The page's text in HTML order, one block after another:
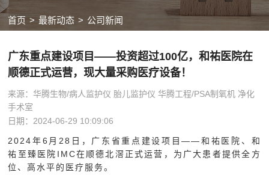
首页 > 最新动态 > 公司新闻
广东重点建设项目——投资超过100亿，和祐医院在
顺德正式运营，现大量采购医疗设备！
来源：华腾生物/病人监护仪 胎儿监护仪 华腾工程/PSA制氧机 净化
手术室
日期：2024-06-29 10:09:06
2024年6月28日，广东省重点建设项目——和祐医院、和
祐至臻医院IMC在顺德北滘正式运营，为广大患者提供全方
位、高水平的医疗服务。